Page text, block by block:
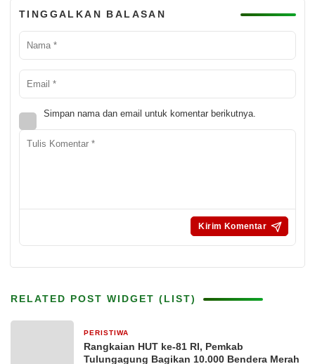
TINGGALKAN BALASAN
Simpan nama dan email untuk komentar berikutnya.
RELATED POST WIDGET (LIST)
PERISTIWA
Rangkaian HUT ke-81 RI, Pemkab
Tulungagung Bagikan 10.000 Bendera Merah